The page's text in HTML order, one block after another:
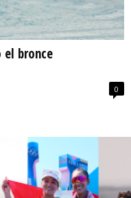
el bronce
0